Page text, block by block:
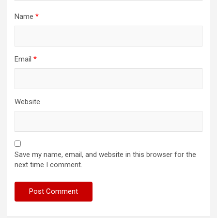
Name *
Email *
Website
Save my name, email, and website in this browser for the
next time I comment.